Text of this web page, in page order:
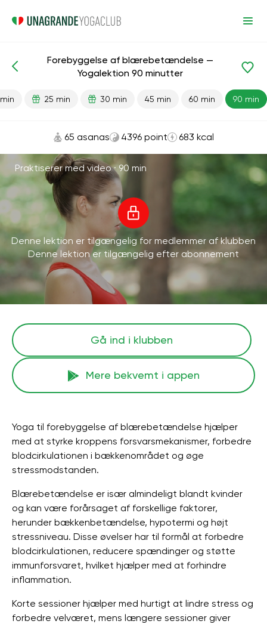
Færdiglavede lektioner Blærebetændelse
Forebyggelse af blærebetændelse —
Yogalektion 90 minutter
25 min 30 min 45 min 60 min 90 min
65 asanas 4396 point 683 kcal
Praktiserer med video ·90 min
Denne lektion er tilgængelig for medlemmer af klubben
Denne lektion er tilgængelig efter abonnement
Gå ind i klubben
Mere bekvemt i appen
Yoga til forebyggelse af blærebetændelse hjælper
med at styrke kroppens forsvarsmekanismer, forbedre
blodcirkulationen i bækkenområdet og øge
stressmodstanden.
Blærebetændelse er især almindeligt blandt kvinder
og kan være forårsaget af forskellige faktorer,
herunder bækkenbetændelse, hypotermi og højt
stressniveau. Disse øvelser har til formål at forbedre
blodcirkulationen, reducere spændinger og støtte
immunforsvaret, hvilket hjælper med at forhindre
inflammation.
Korte sessioner hjælper med hurtigt at lindre stress og
forbedre velværet, mens længere sessioner giver